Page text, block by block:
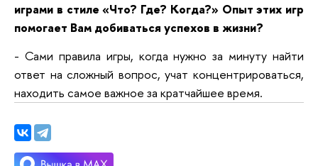
играми в стиле «Что? Где? Когда?» Опыт этих игр
помогает Вам добиваться успехов в жизни?
- Сами правила игры, когда нужно за минуту найти
ответ на сложный вопрос, учат концентрироваться,
находить самое важное за кратчайшее время.